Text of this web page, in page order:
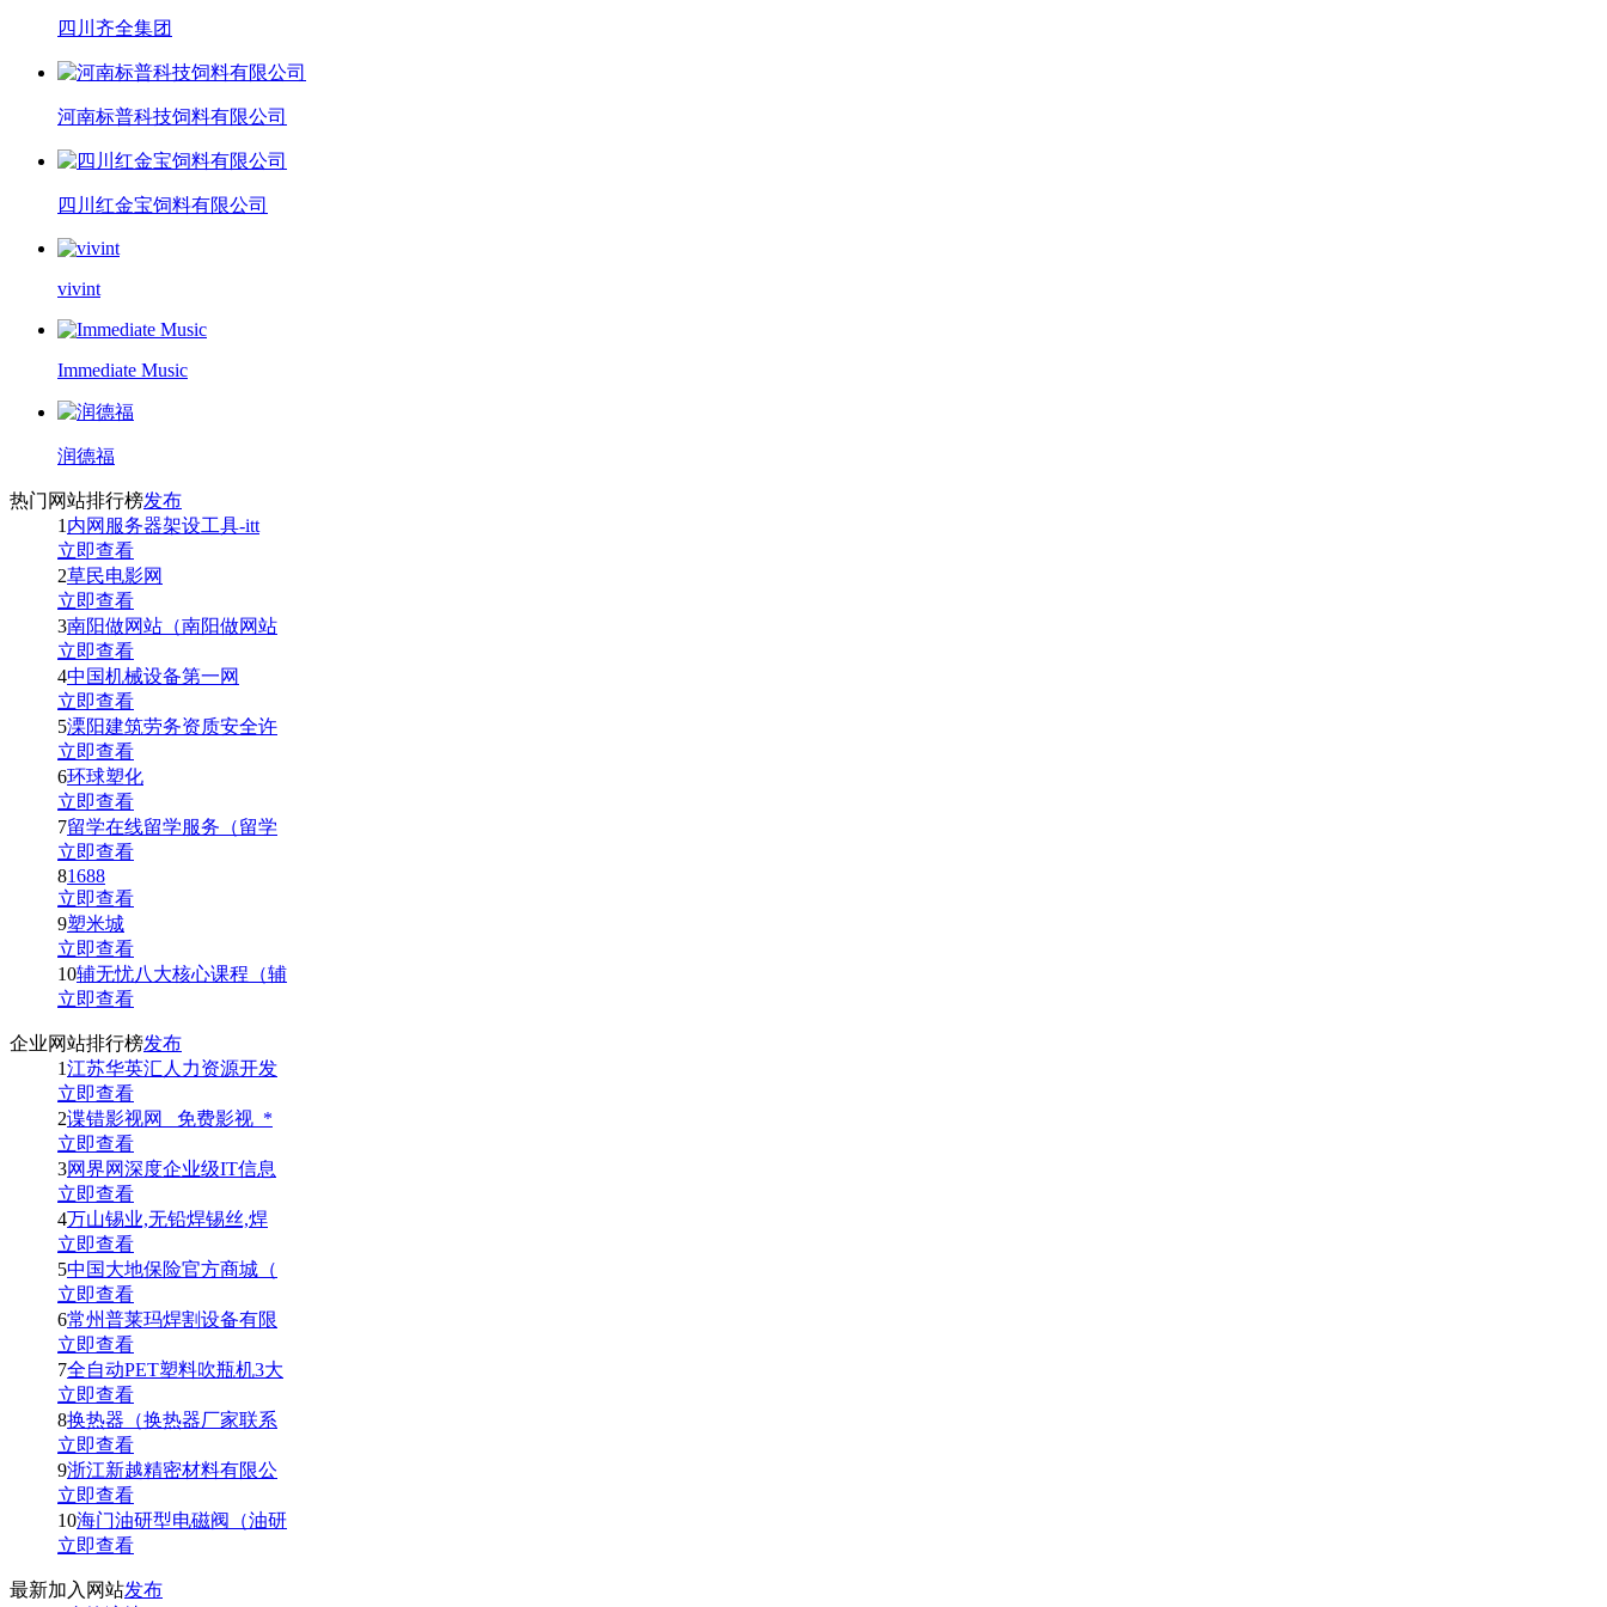
四川齐全集团
河南标普科技饲料有限公司
四川红金宝饲料有限公司
vivint
Immediate Music
润德福
热门网站排行榜发布
1 内网服务器架设工具-itt
立即查看
2草民电影网
立即查看
3南阳做网站（南阳做网站
立即查看
4中国机械设备第一网
立即查看
5溧阳建筑劳务资质安全许
立即查看
6环球塑化
立即查看
7留学在线留学服务（留学
立即查看
81688
立即查看
9塑米城
立即查看
10辅无忧八大核心课程（辅
立即查看
企业网站排行榜发布
1江苏华英汇人力资源开发
立即查看
2谍错影视网_ 免费影视_*
立即查看
3网界网深度企业级IT信息
立即查看
4万山锡业,无铅焊锡丝,焊
立即查看
5中国大地保险官方商城（
立即查看
6常州普莱玛焊割设备有限
立即查看
7全自动PET塑料吹瓶机3大
立即查看
8换热器（换热器厂家联系
立即查看
9浙江新越精密材料有限公
立即查看
10海门油研型电磁阀（油研
立即查看
最新加入网站发布